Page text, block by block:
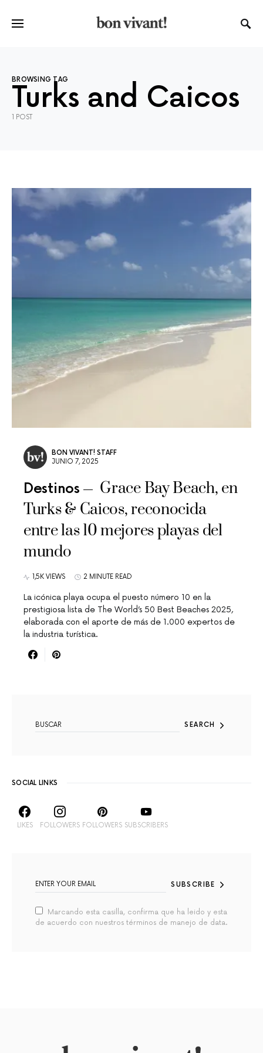
BROWSING TAG
Turks and Caicos
1 POST
BON VIVANT! STAFF
JUNIO 7, 2025
Destinos
Grace Bay Beach, en
Turks & Caicos, reconocida
entre las 10 mejores playas del
mundo
1,5K VIEWS 2 MINUTE READ
La icónica playa ocupa el puesto número 10 en la
prestigiosa lista de The World’s 50 Best Beaches 2025,
elaborada con el aporte de más de 1.000 expertos de
la industria turística.
SEARCH
SOCIAL LINKS
LIKES FOLLOWERS FOLLOWERS SUBSCRIBERS
SUBSCRIBE
Marcando esta casilla, confirma que ha leido y esta
de acuerdo con nuestros términos de manejo de data.